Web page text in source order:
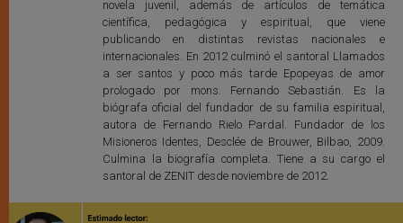
novela juvenil, además de artículos de temática
científica, pedagógica y espiritual, que viene
publicando en distintas revistas nacionales e
internacionales. En 2012 culminó el santoral Llamados
a ser santos y poco más tarde Epopeyas de amor
prologado por mons. Fernando Sebastián. Es la
biógrafa oficial del fundador de su familia espiritual,
autora de Fernando Rielo Pardal. Fundador de los
Misioneros Identes, Desclée de Brouwer, Bilbao, 2009.
Culmina la biografía completa. Tiene a su cargo el
santoral de ZENIT desde noviembre de 2012.